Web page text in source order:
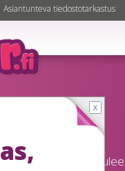
joissa alustan tulee
Asiantunteva tiedostotarkastus